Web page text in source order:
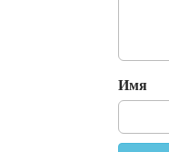
o
n
Имя